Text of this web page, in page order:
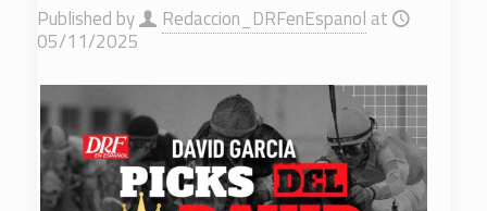
Published by Redaccion_DRFenEspanol at
05/11/2025